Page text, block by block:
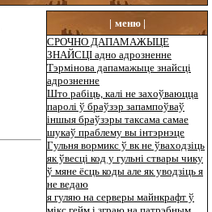
| меню |
СРОЧНО ДАПАМАЖЫЦЕ
ЗНАЙСЦІ адно адрозненне
Тэрмінова дапамажыце знайсці
адрозненне
Што рабіць, калі не захоўваюцца
паролі ў браўзэр запампоўваў
іншыя браўзэры таксама самае
шукаў праблему вы інтэрнэце
Гульня вормикс ў вк не ўваходзіць
як ўвесці код у гульні ствары чику
ў мяне ёсць коды але як уводзіць я
не ведаю
я гуляю на серверы майнкрафт ў